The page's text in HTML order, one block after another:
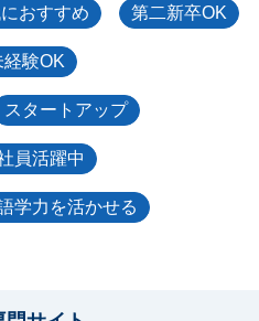
おすすめ 第二新卒OK
験OK
スタートアップ
員活躍中
学力を活かせる